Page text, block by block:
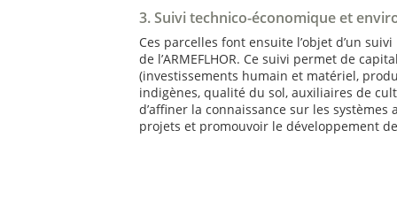
3. Suivi technico-économique et
Ces parcelles font ensuite l’objet d’un
de l’ARMEFLHOR. Ce suivi permet de
(investissements humain et matériel,
indigènes, qualité du sol, auxiliaires de
d’affiner la connaissance sur les
projets et promouvoir le développement